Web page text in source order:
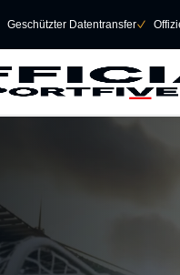
Geschützter Datentransfer􀆅